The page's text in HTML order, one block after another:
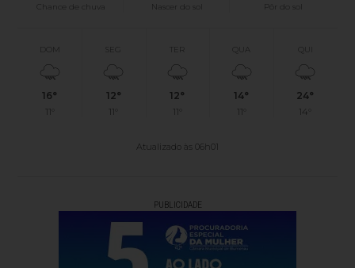
Chance de chuva
Nascer do sol Pôr do sol
DOM
16°
11°
SEG
12°
11°
TER
12°
11°
QUA
14°
11°
24°
14°
Atualizado às 06h01
PUBLICIDADE